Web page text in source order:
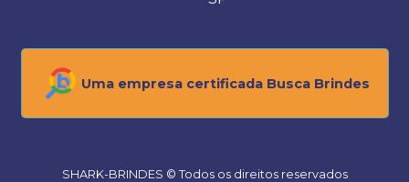
Uma empresa certificada Busca Brindes
SHARK-BRINDES © Todos os direitos reservados